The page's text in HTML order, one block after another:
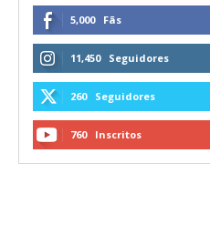
5,000 Fãs
11,450 Seguidores
260 Seguidores
760 Inscritos